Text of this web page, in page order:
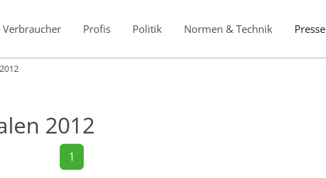
Verbraucher
Profis Politik Normen & Technik Presse
2012
1